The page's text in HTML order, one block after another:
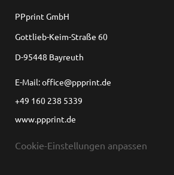
PPprint GmbH
Gottlieb-Keim-Straße 60
D-95448 Bayreuth
E-Mail: office@ppprint.de
+49 160 238 5339
www.ppprint.de
Cookie-Einstellungen anpassen